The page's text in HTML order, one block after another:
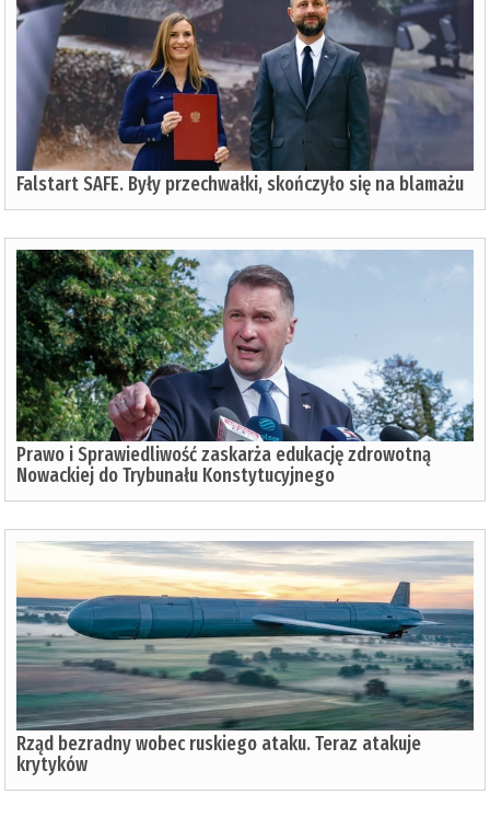
Falstart SAFE. Były przechwałki, skończyło się na blamażu
Prawo i Sprawiedliwość zaskarża edukację zdrowotną
Nowackiej do Trybunału Konstytucyjnego
Rząd bezradny wobec ruskiego ataku. Teraz atakuje
krytyków